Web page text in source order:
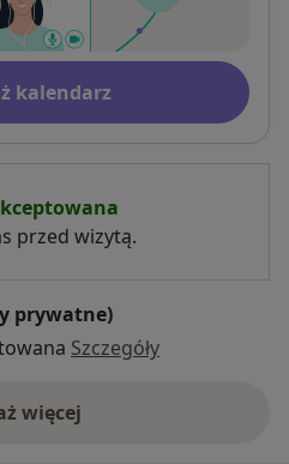
kalendarz
przed wizytą.
prywatne)
Szczegóły
więcej
o adresie